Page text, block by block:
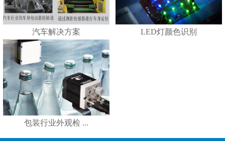
汽车解决方案 LED灯颜色识别
包装行业外观检 ...